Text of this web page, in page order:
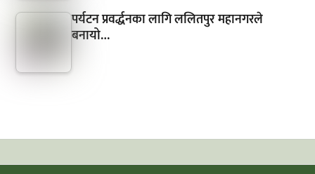
पर्यटन प्रवर्द्धनका लागि ललितपुर महानगरले
बनायो…